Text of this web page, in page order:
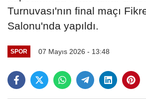
Turnuvası'nın final maçı
Salonu'nda yapıldı.
SPOR 07 Mayıs 2026 - 13:48